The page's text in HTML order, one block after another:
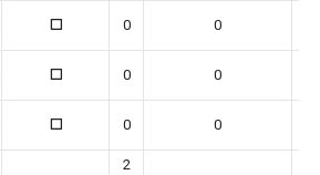
0 0 0
0 0 0
0 0 0
2